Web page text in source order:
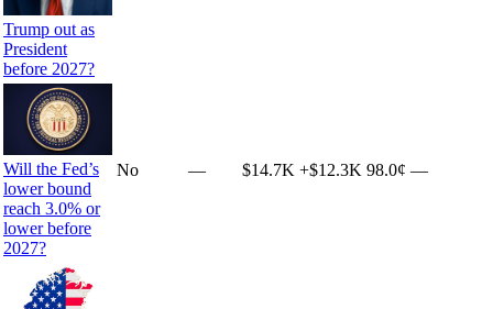
Trump out as
President
before 2027?
Will the Fed’s
lower bound
reach 3.0% or
lower before
2027?
No — $14.7K +$12.3K 98.0¢ —